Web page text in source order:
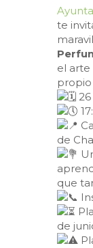
te
el arte
de
que
de